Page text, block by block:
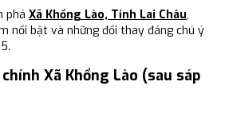
phá Xã Khổng Lào, Tỉnh Lai Châu,
nổi bật và những đổi thay đáng chú ý
Xã Khổng Lào (sau sáp